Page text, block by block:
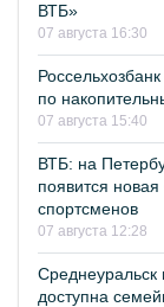
ВТБ»
07 августа 16:30
по
07 августа 15:40
ВТБ: на
появится
спортсменов
07 августа 12:28
Среднеуральск
доступна